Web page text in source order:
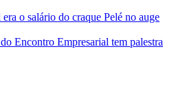
era o salário do craque Pelé no auge
Encontro Empresarial tem palestra